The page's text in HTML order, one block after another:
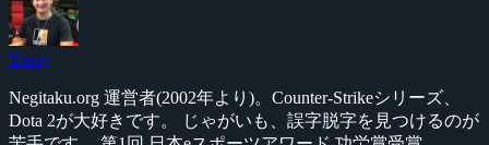
Yossy
Negitaku.org 運営者(2002年より)。Counter-Strikeシリーズ、
Dota 2が大好きです。 じゃがいも、誤字脱字を見つけるのが